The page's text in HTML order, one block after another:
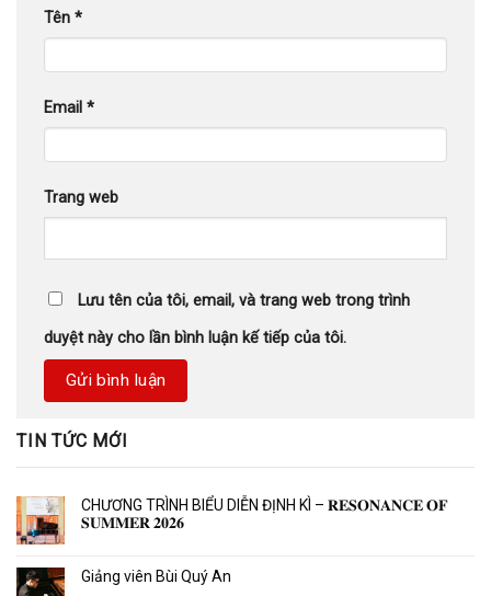
Tên *
Email *
Trang web
Lưu tên của tôi, email, và trang web trong trình
duyệt này cho lần bình luận kế tiếp của tôi.
TIN TỨC MỚI
CHƯƠNG TRÌNH BIỂU DIỄN ĐỊNH KÌ – 𝐑𝐄𝐒𝐎𝐍𝐀𝐍𝐂𝐄 𝐎𝐅
𝐒𝐔𝐌𝐌𝐄𝐑 𝟐𝟎𝟐𝟔
Giảng viên Bùi Quý An